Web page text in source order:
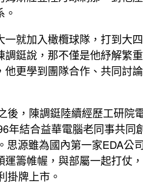
就加入橄欖球隊，打到大
鋌說，那不僅是他紓解繁
更學到團隊合作、共同討
後，陳調鋌陸續經歷工研院
年結合益華電腦老同事共
思源雖為國內第一家EDA公
籌帷幄，與部屬一起打仗
掛牌上市。